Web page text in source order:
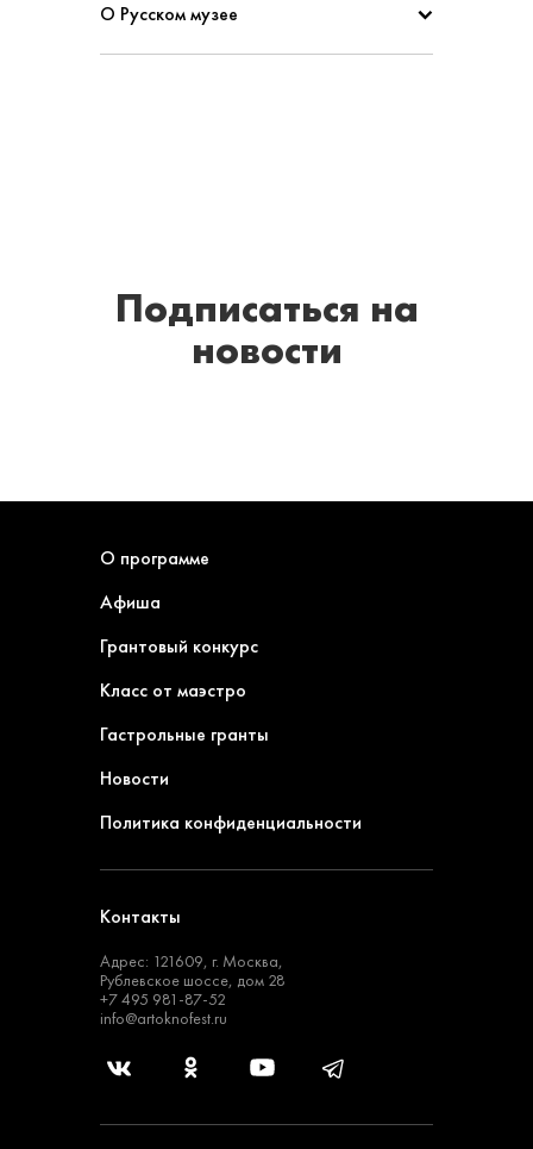
О Русском музее
Подписаться на
новости
О программе
Афиша
Грантовый конкурс
Класс от маэстро
Гастрольные гранты
Новости
Политика конфиденциальности
Контакты
Адрес: 121609, г. Москва,
Рублевское шоссе, дом 28
+7 495 981-87-52
info@artoknofest.ru